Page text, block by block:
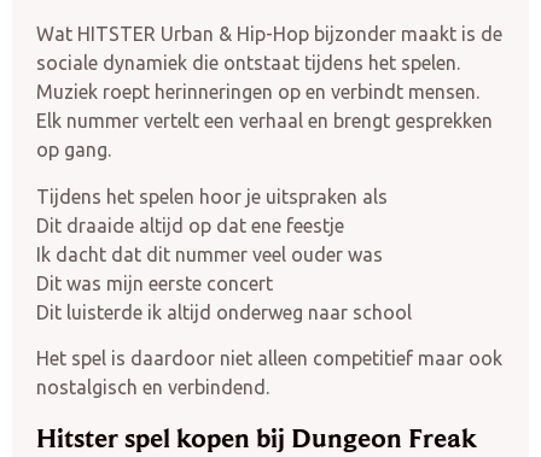
Wat HITSTER Urban & Hip-Hop bijzonder maakt is de
sociale dynamiek die ontstaat tijdens het spelen.
Muziek roept herinneringen op en verbindt mensen.
Elk nummer vertelt een verhaal en brengt gesprekken
op gang.
Tijdens het spelen hoor je uitspraken als
Dit draaide altijd op dat ene feestje
Ik dacht dat dit nummer veel ouder was
Dit was mijn eerste concert
Dit luisterde ik altijd onderweg naar school
Het spel is daardoor niet alleen competitief maar ook
nostalgisch en verbindend.
Hitster spel kopen bij Dungeon Freak